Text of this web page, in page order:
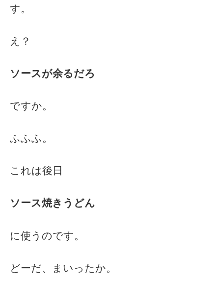
す。
え？
ソースが余るだろ
ですか。
ふふふ。
これは後日
ソース焼きうどん
に使うのです。
どーだ、まいったか。